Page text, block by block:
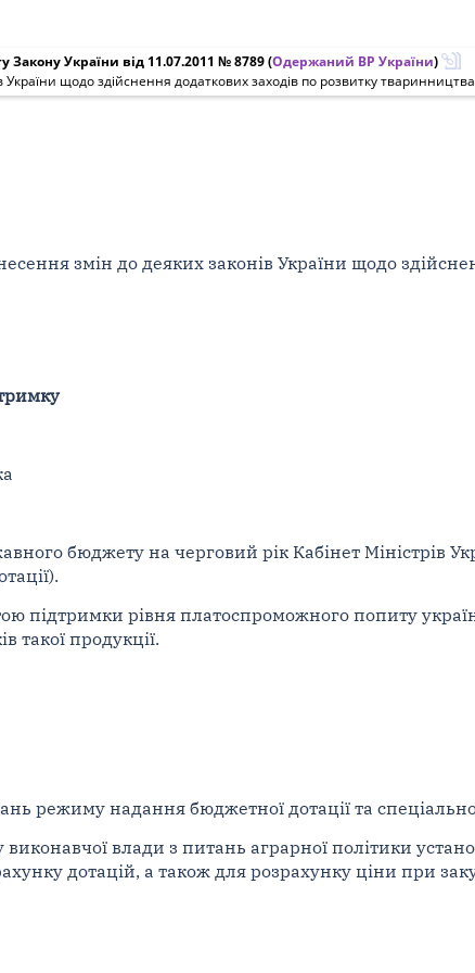
Закону України від 11.07.2011 № 8789(Одержаний ВР України)
щодо здійснення додаткових заходів по розвитку тваринництва